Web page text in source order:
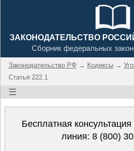
ЗАКОНОДАТЕЛЬСТВО
Сборник федеральных
Законодательство РФ → Кодексы →
Статья 222.1
☰
Бесплатная
линия: 8 (800)